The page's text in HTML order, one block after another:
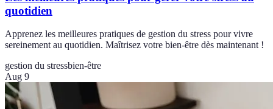
quotidien
Apprenez les meilleures pratiques de gestion du stress pour vivre
sereinement au quotidien. Maîtrisez votre bien-être dès maintenant !
gestion du stressbien-être
Aug 9